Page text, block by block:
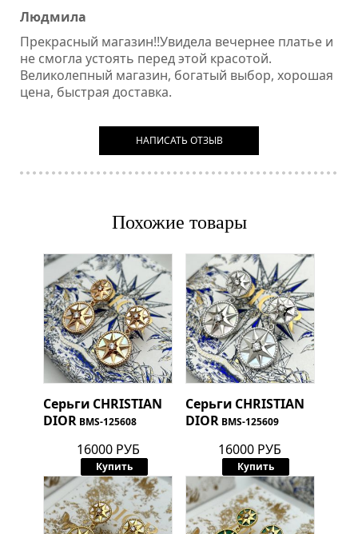
Людмила
Прекрасный магазин!!Увидела вечернее платье и
не смогла устоять перед этой красотой.
Великолепный магазин, богатый выбор, хорошая
цена, быстрая доставка.
НАПИСАТЬ ОТЗЫВ
Похожие товары
Серьги CHRISTIAN
DIOR BMS-125608
16000 РУБ
Купить
Серьги CHRISTIAN
DIOR BMS-125609
16000 РУБ
Купить